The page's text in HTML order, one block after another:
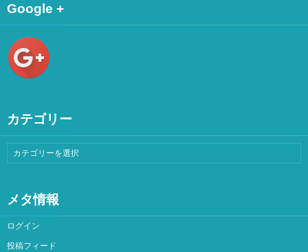
Google +
カテゴリー
メタ情報
ログイン
投稿フィード